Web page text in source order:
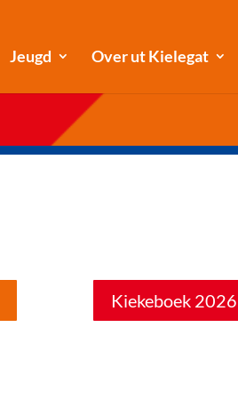
Jeugd Over ut Kielegat
Kiekeboek 2026